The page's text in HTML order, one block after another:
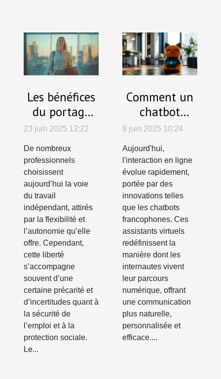
Les bénéfices
du portage
salarial pour
sécuriser les
carrières en
freelance
23 juin 2025 12:22
De nombreux
professionnels
choisissent
aujourd’hui la voie
du travail
indépendant, attirés
par la flexibilité et
l’autonomie qu’elle
offre. Cependant,
cette liberté
s’accompagne
souvent d’une
certaine précarité et
d’incertitudes quant à
la sécurité de
l’emploi et à la
protection sociale.
Le...
Comment un
chatbot
francophone
transforme
l'expérience
des
utilisateurs
en ligne
8 juin 2025 10:24
Aujourd'hui,
l'interaction en ligne
évolue rapidement,
portée par des
innovations telles
que les chatbots
francophones. Ces
assistants virtuels
redéfinissent la
manière dont les
internautes vivent
leur parcours
numérique, offrant
une communication
plus naturelle,
personnalisée et
efficace....